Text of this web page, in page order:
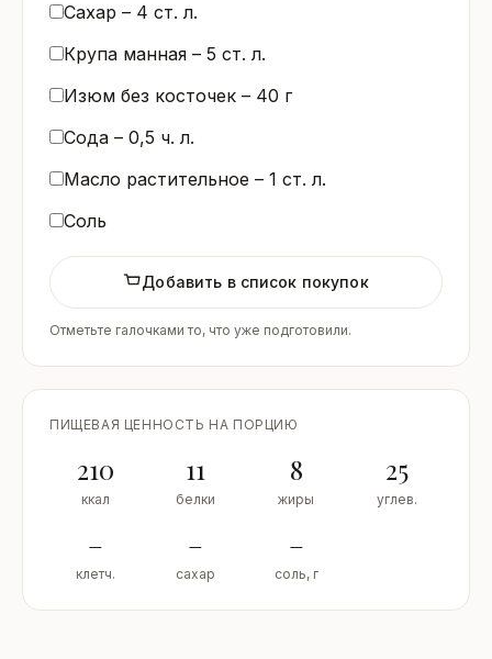
Сахар – 4 ст. л.
Крупа манная – 5 ст. л.
Изюм без косточек – 40 г
Сода – 0,5 ч. л.
Масло растительное – 1 ст. л.
Соль
Добавить в список покупок
Отметьте галочками то, что уже подготовили.
ПИЩЕВАЯ ЦЕННОСТЬ НА ПОРЦИЮ
210
ккал
11
белки
8
жиры
25
углев.
–
клетч.
–
сахар
–
соль, г